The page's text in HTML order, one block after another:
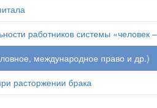
работников системы «человек
международное право и др.)
расторжении брака